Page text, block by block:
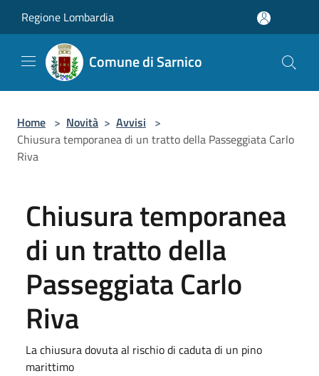
Regione Lombardia
Comune di Sarnico
Home > Novità > Avvisi >
Chiusura temporanea di un tratto della Passeggiata Carlo
Riva
Chiusura temporanea
di un tratto della
Passeggiata Carlo
Riva
La chiusura dovuta al rischio di caduta di un pino
marittimo